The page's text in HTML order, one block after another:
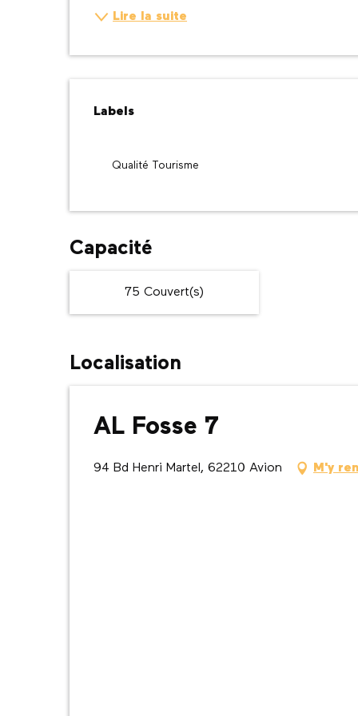
Lire la suite
Offres de
Labels
Labels
Qualité Tourisme
Capacité
75 Couvert(s)
Localisation
AL Fosse 7
94 Bd Henri Martel, 62210 Avion M'y